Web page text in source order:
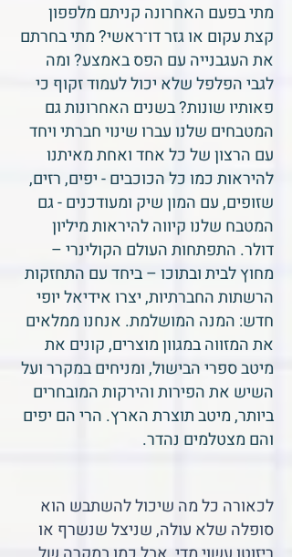
מתי בפעם האחרונה קניתם מלפפון
קצת עקום או גזר דו־ראשי? מתי בחרתם
את העגבנייה עם הפס באמצע? ומה
לגבי הפלפל שלא יכול לעמוד זקוף כי
פאותיו שונות? בשנים האחרונות גם
המטבחים שלנו עברו שינוי חברתי ויחד
עם הרצון של כל אחד ואחת מאיתנו
להיראות כמו כל הכוכבים - יפים, רזים,
שזופים, עם המון שיק ומעודכנים - גם
המטבח שלנו קיווה להיראות מיליון
דולר. התפתחות העולם הקולינרי –
מחוץ לבית ובתוכו – ביחד עם התחזקות
הרשתות החברתיות, יצרו אידיאל יופי
חדש: המנה המושלמת. אנחנו ממלאים
את המזווה במגוון מוצרים, קונים את
מיטב ספרי הבישול, ומניחים במקרר ועל
השיש את הפירות והירקות המובחרים
ביותר, מיטב תוצרת הארץ. הרי הם יפים
והם מצטלמים נהדר.
לכאורה כל מה שיכול להשתבש הוא
סופלה שלא עולה, שניצל שנשרף או